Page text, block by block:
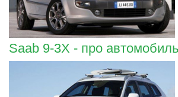
Saab 9-3X - про